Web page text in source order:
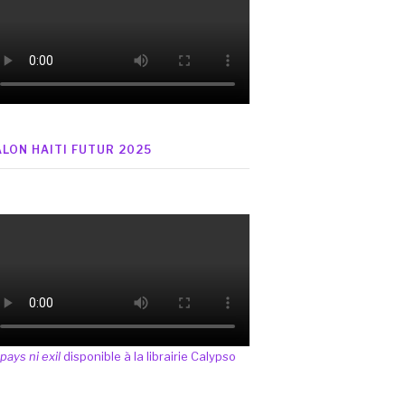
HAITI FUTUR 2025
ni exildisponible à la librairie Calypso